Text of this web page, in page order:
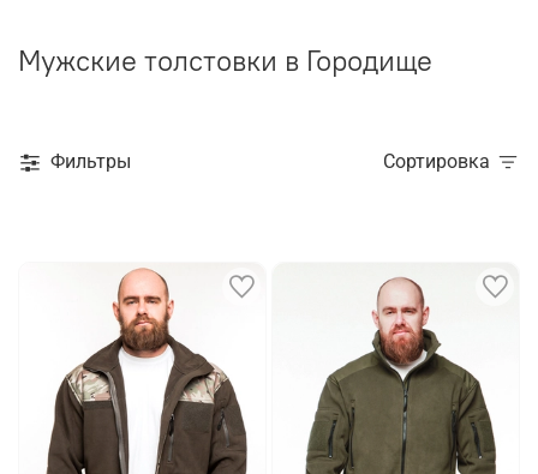
Мужские толстовки в Городище
Фильтры Сортировка